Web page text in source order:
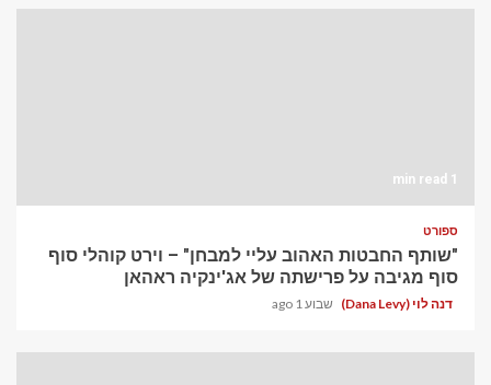
1 min read
ספורט
"שותף החבטות האהוב עליי למבחן" – וירט קוהלי סוף
סוף מגיבה על פרישתה של אג'ינקיה ראהאן
דנה לוי (Dana Levy) שבוע 1 ago